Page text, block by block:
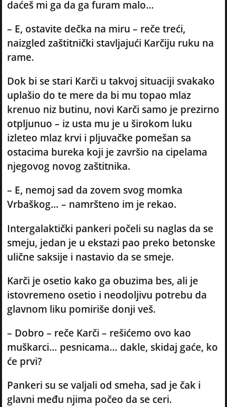
daćeš mi ga da ga furam malo…
– E, ostavite dečka na miru – reče treći,
naizgled zaštitnički stavljajući Karčiju ruku na
rame.
Dok bi se stari Karči u takvoj situaciji svakako
uplašio do te mere da bi mu topao mlaz
krenuo niz butinu, novi Karči samo je prezirno
otpljunuo – iz usta mu je u širokom luku
izleteo mlaz krvi i pljuvačke pomešan sa
ostacima bureka koji je završio na cipelama
njegovog novog zaštitnika.
– E, nemoj sad da zovem svog momka
Vrbaškog… – namršteno im je rekao.
Intergalaktički pankeri počeli su naglas da se
smeju, jedan je u ekstazi pao preko betonske
ulične saksije i nastavio da se smeje.
Karči je osetio kako ga obuzima bes, ali je
istovremeno osetio i neodoljivu potrebu da
glavnom liku pomiriše donji veš.
– Dobro – reče Karči – rešićemo ovo kao
muškarci… pesnicama… dakle, skidaj gaće, ko
će prvi?
Pankeri su se valjali od smeha, sad je čak i
glavni među njima počeo da se ceri.